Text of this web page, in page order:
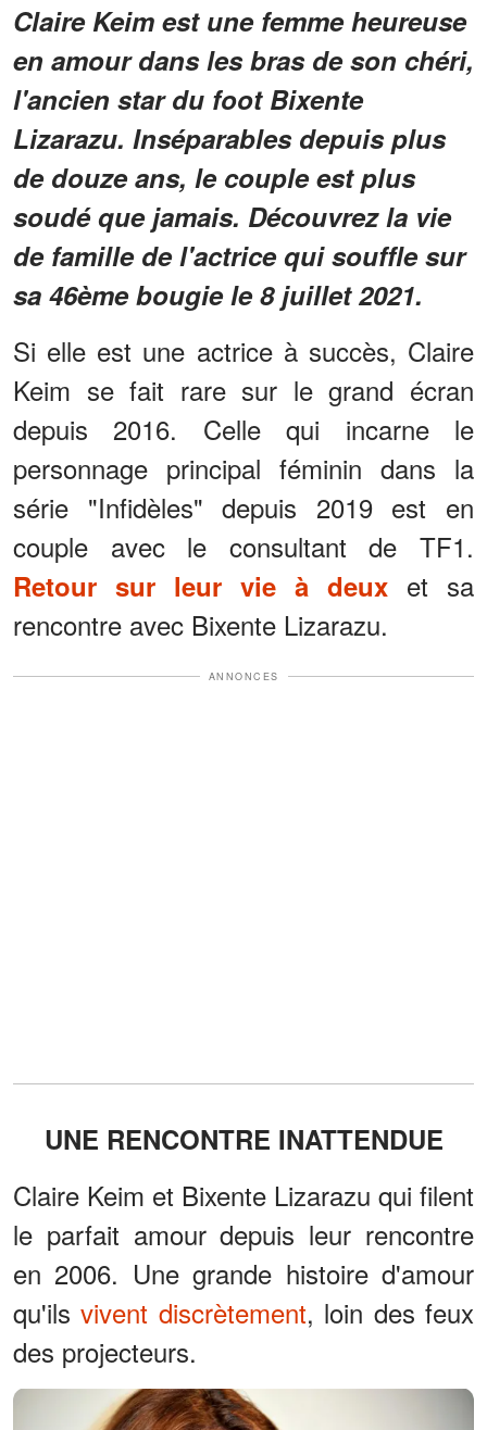
Claire Keim est une femme heureuse
en amour dans les bras de son chéri,
l'ancien star du foot Bixente
Lizarazu. Inséparables depuis plus
de douze ans, le couple est plus
soudé que jamais. Découvrez la vie
de famille de l'actrice qui souffle sur
sa 46ème bougie le 8 juillet 2021.
Si elle est une actrice à succès, Claire
Keim se fait rare sur le grand écran
depuis 2016. Celle qui incarne le
personnage principal féminin dans la
série "Infidèles" depuis 2019 est en
couple avec le consultant de TF1.
Retour sur leur vie à deux et sa
rencontre avec Bixente Lizarazu.
ANNONCES
UNE RENCONTRE INATTENDUE
Claire Keim et Bixente Lizarazu qui filent
le parfait amour depuis leur rencontre
en 2006. Une grande histoire d'amour
qu'ilsvivent discrètement, loin des feux
des projecteurs.